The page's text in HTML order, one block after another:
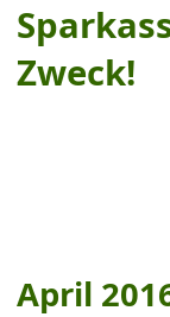
Zweck!
April